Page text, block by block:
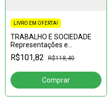
LIVRO EM OFERTA!
TRABALHO E SOCIEDADE
Representações e
Significados
R$101,82 R$118,40